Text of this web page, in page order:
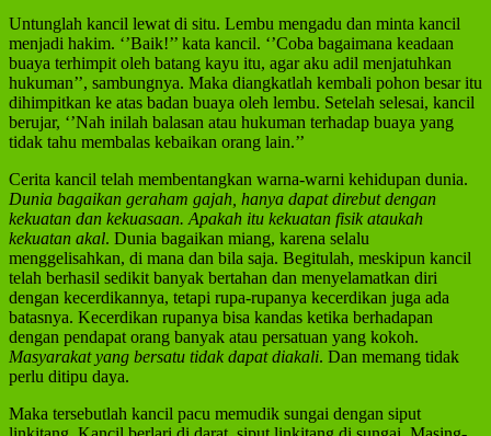
Untunglah kancil lewat di situ. Lembu mengadu dan minta kancil
menjadi hakim. ‘’Baik!’’ kata kancil. ‘’Coba bagaimana keadaan
buaya terhimpit oleh batang kayu itu, agar aku adil menjatuhkan
hukuman’’, sambungnya. Maka diangkatlah kembali pohon besar itu
dihimpitkan ke atas badan buaya oleh lembu. Setelah selesai, kancil
berujar, ‘’Nah inilah balasan atau hukuman terhadap buaya yang
tidak tahu membalas kebaikan orang lain.’’
Cerita kancil telah membentangkan warna-warni kehidupan dunia.
Dunia bagaikan geraham gajah, hanya dapat direbut dengan
kekuatan dan kekuasaan. Apakah itu kekuatan fisik ataukah
kekuatan akal. Dunia bagaikan miang, karena selalu
menggelisahkan, di mana dan bila saja. Begitulah, meskipun kancil
telah berhasil sedikit banyak bertahan dan menyelamatkan diri
dengan kecerdikannya, tetapi rupa-rupanya kecerdikan juga ada
batasnya. Kecerdikan rupanya bisa kandas ketika berhadapan
dengan pendapat orang banyak atau persatuan yang kokoh.
Masyarakat yang bersatu tidak dapat diakali. Dan memang tidak
perlu ditipu daya.
Maka tersebutlah kancil pacu memudik sungai dengan siput